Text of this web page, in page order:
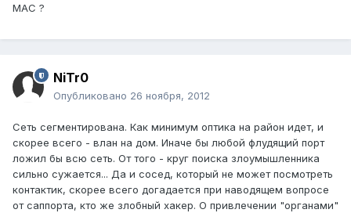
МАС ?
NiTr0
Опубликовано 26 ноября, 2012
Сеть сегментирована. Как минимум оптика на район идет, и
скорее всего - влан на дом. Иначе бы любой флудящий порт
ложил бы всю сеть. От того - круг поиска злоумышленника
сильно сужается... Да и сосед, который не может посмотреть
контактик, скорее всего догадается при наводящем вопросе
от саппорта, кто же злобный хакер. О привлечении "органами"